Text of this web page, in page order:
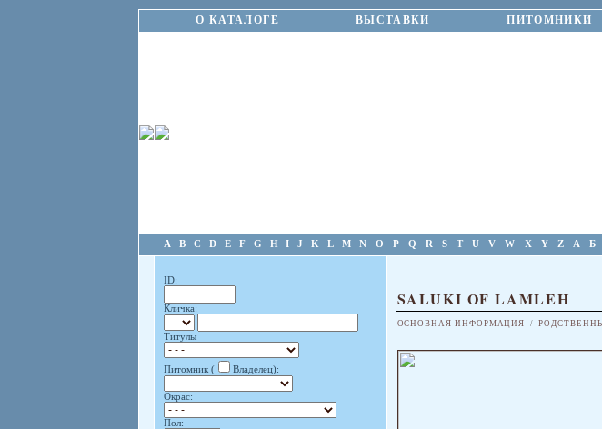
О КАТАЛОГЕ ВЫСТАВКИ ПИТОМНИКИ
A B C D E F G H I J K L M N O P Q R S T U V W X Y Z А Б
ID:
Кличка:
Титулы
Питомник ( Владелец):
Окрас:
Пол:
SALUKI OF LAMLEH
ОСНОВНАЯ ИНФОРМАЦИЯ /